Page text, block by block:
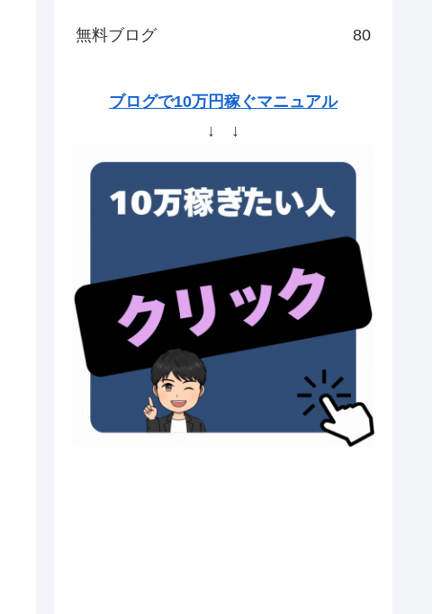
無料ブログ 80
ブログで10万円稼ぐマニュアル
↓ ↓